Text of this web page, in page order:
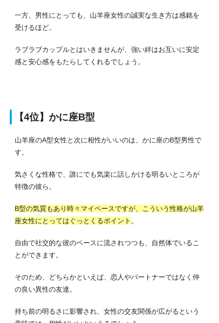
一方、男性にとっても、山羊座女性の誠実な生き方は感銘を
受けるほど。
ラブラブカップルとはいきませんが、強い絆はお互いに安定
感と安心感をもたらしてくれるでしょう。
【4位】かに座B型
山羊座のA型女性と次に相性がいいのは、かに座のB型男性で
す。
気さくな性格で、誰にでも気楽に話しかける明るいところが
特徴の彼ら。
B型の気質もあり時々マイペースですが、こういう性格が山羊
座女性にとってはぐっとくるポイント 。
自由で社交的な彼のペースに流されつつも、自然体でいるこ
とができます。
そのため、どちらかといえば、恋人やパートナーではなく仲
の良い異性の友達。
持ち前の明るさに影響され、女性の交友関係が広がるという